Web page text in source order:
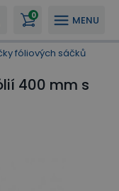
MENU
0
fóliových sáčků
400 mm s